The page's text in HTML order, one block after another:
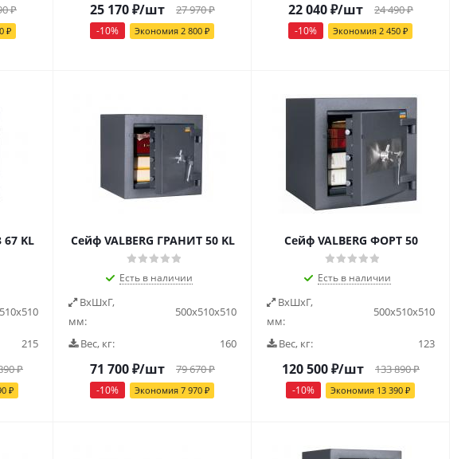
₽
₽
25 170₽/шт 27 970₽
-10% Экономия 2 800 ₽
22 040₽/шт 24 490₽
-10% Экономия 2 450 ₽
KL
215
₽
₽
Сейф VALBERG ГРАНИТ 50 KL
Есть в наличии
ВxШxГ,
мм:
500х510х510
Вес, кг: 160
71 700₽/шт 79 670₽
-10% Экономия 7 970 ₽
Сейф VALBERG ФОРТ 50
Есть в наличии
ВxШxГ,
мм:
500х510х510
Вес, кг: 123
120 500₽/шт 133 890₽
-10% Экономия 13 390 ₽